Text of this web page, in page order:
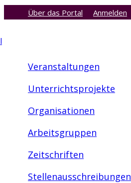
Über das Portal Anmelden
Veranstaltungen
Unterrichtsprojekte
Organisationen
Arbeitsgruppen
Zeitschriften
Stellenausschreibungen